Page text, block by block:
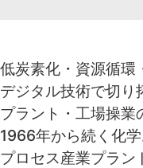
低炭素化・資源循環
デジタル技術で切り
プラント・工場操業
1966年から続く化
プロセス産業プラン